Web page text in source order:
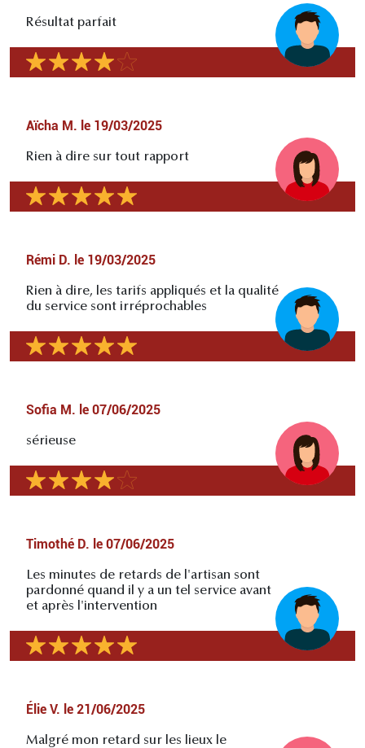
Résultat parfait
Aïcha M. le 19/03/2025
Rien à dire sur tout rapport
Rémi D. le 19/03/2025
Rien à dire, les tarifs appliqués et la qualité
du service sont irréprochables
Sofia M. le 07/06/2025
sérieuse
Timothé D. le 07/06/2025
Les minutes de retards de l'artisan sont
pardonné quand il y a un tel service avant
et après l'intervention
Élie V. le 21/06/2025
Malgré mon retard sur les lieux le